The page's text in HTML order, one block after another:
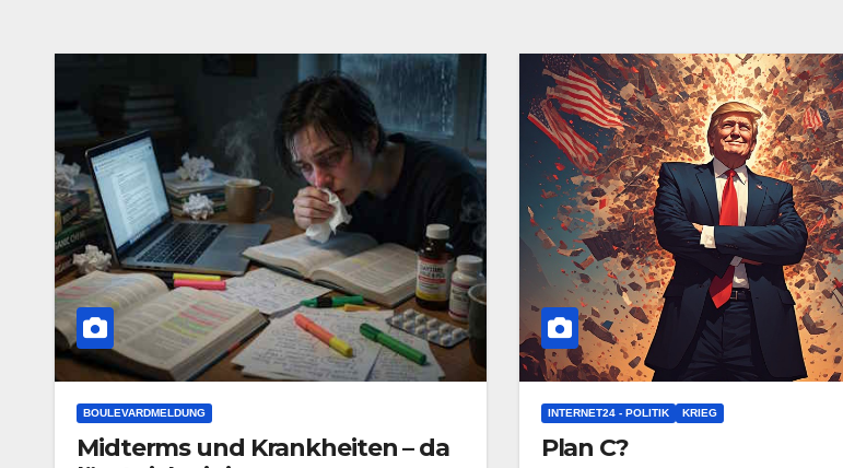
BOULEVARDMELDUNG
Midterms und Krankheiten – da
INTERNET24 - POLITIK KRIEG
Plan C?